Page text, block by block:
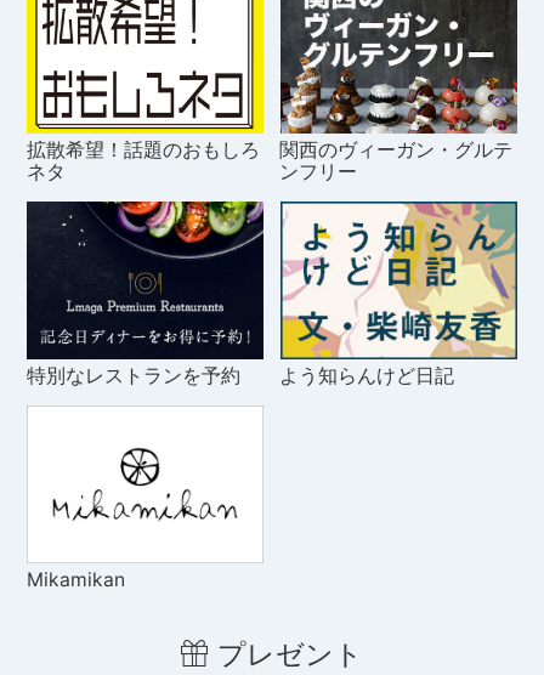
拡散希望！話題のおもしろ
ネタ
関西のヴィーガン・グルテ
ンフリー
特別なレストランを予約 よう知らんけど日記
Mikamikan
プレゼント